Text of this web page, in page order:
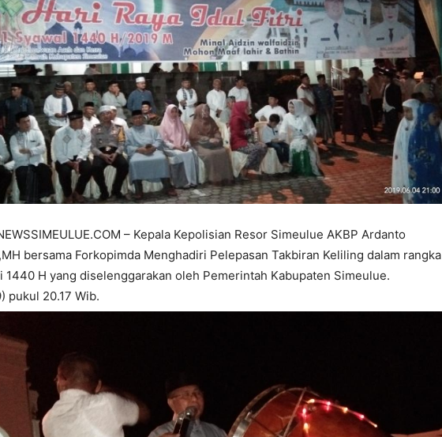
– Kepala Kepolisian Resor Simeulue AKBP Ardanto
bersama Forkopimda Menghadiri Pelepasan Takbiran Keliling dalam rangka
1440 H yang diselenggarakan oleh Pemerintah Kabupaten Simeulue.
pukul 20.17 Wib.